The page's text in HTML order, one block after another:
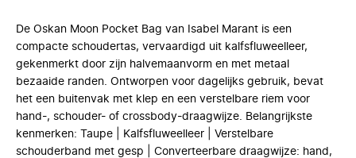
De Oskan Moon Pocket Bag van Isabel Marant is een
compacte schoudertas, vervaardigd uit kalfsfluweelleer,
gekenmerkt door zijn halvemaanvorm en met metaal
bezaaide randen. Ontworpen voor dagelijks gebruik, bevat
het een buitenvak met klep en een verstelbare riem voor
hand-, schouder- of crossbody-draagwijze. Belangrijkste
kenmerken: Taupe | Kalfsfluweelleer | Verstelbare
schouderband met gesp | Converteerbare draagwijze: hand,